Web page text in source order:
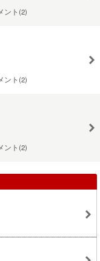
ント(2)
ント(2)
ント(2)